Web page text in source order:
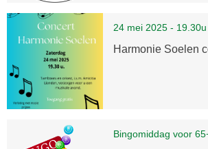
24 mei 2025 - 19.30u
Harmonie Soelen
Bingomiddag voor